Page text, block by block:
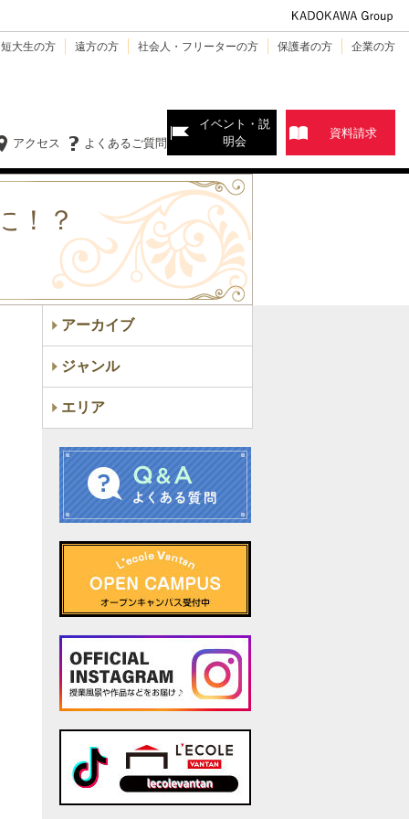
大生の方 遠方の方 社会人・フリーターの方 保護者の方 企業の方
よくあるご質問
アクセス
イベント・説
明会
資料請求
！？
アーカイブ
ジャンル
エリア